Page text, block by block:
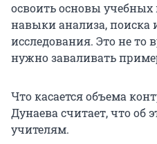
освоить основы
навыки анализа,
исследования. Это не то
нужно заваливать
Что касается объема
Дунаева считает, что об
учителям.